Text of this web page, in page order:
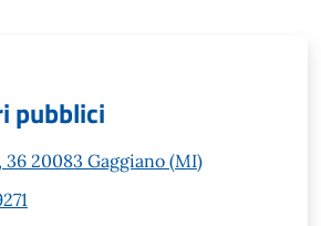
pubblici
36 20083 Gaggiano (MI)